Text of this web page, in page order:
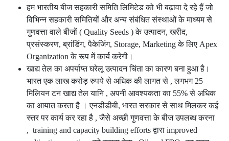
हम भारतीय बीज सहकारी समिति लिमिटेड को भी बढ़ावा दे रहे हैं जो
विभिन्न सहकारी समितियों और अन्य संबंधित संस्थाओं के माध्यम से
गुणवत्ता वाले बीजों ( Quality Seeds ) के उत्पादन, खरीद,
प्रसंस्करण, ब्रांडिंग, पैकेजिंग, Storage, Marketing के लिए Apex
Organization के रूप में कार्य करेगी।
खाद्य तेल का अपर्याप्त घरेलू उत्पादन चिंता का कारण बना हुआ है।
भारत एक लाख करोड़ रुपये से अधिक की लागत से , लगभग 25
मिलियन टन खाद्य तेल यानि , अपनी आवश्यकता का 55% से अधिक
का आयात करता है । एनडीडीबी, भारत सरकार से साथ मिलकर कई
स्तर पर कार्य कर रहा है , जैसे अच्छी गुणवत्ता के बीज उपलब्ध करना
, training and capacity building efforts द्वारा improved